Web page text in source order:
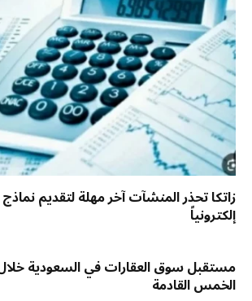
زاتكا تحذر المنشآت آخر مهلة لتقديم
إلكترونياً
مستقبل سوق العقارات في السعودية
الخمس القادمة